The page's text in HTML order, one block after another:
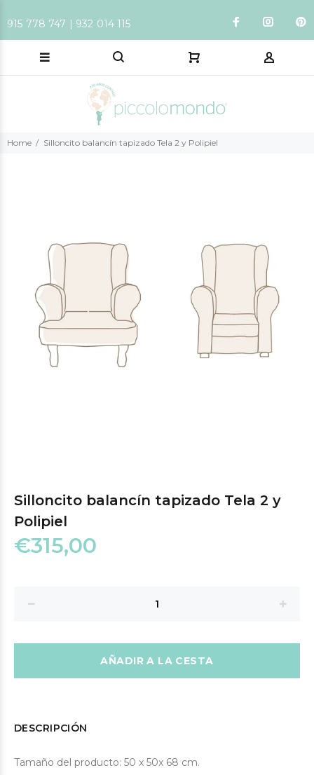
915 778 747 | 932 014 115
Home Silloncito balancín tapizado Tela 2 y Polipiel
Silloncito balancín tapizado Tela 2 y
Polipiel
€315,00
AÑADIR A LA CESTA
DESCRIPCIÓN
Tamaño del producto: 50 x 50x 68 cm.